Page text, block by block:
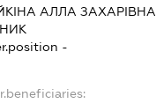
АЛЛА ЗАХАРІВНА
-